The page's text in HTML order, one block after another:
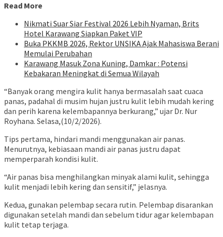
Read More
Nikmati Suar Siar Festival 2026 Lebih Nyaman, Brits
Hotel Karawang Siapkan Paket VIP
Buka PKKMB 2026, Rektor UNSIKA Ajak Mahasiswa Berani
Memulai Perubahan
Karawang Masuk Zona Kuning, Damkar : Potensi
Kebakaran Meningkat di Semua Wilayah
“Banyak orang mengira kulit hanya bermasalah saat cuaca
panas, padahal di musim hujan justru kulit lebih mudah kering
dan perih karena kelembapannya berkurang,” ujar Dr. Nur
Royhana. Selasa,(10/2/2026).
Tips pertama, hindari mandi menggunakan air panas.
Menurutnya, kebiasaan mandi air panas justru dapat
memperparah kondisi kulit.
“Air panas bisa menghilangkan minyak alami kulit, sehingga
kulit menjadi lebih kering dan sensitif,” jelasnya.
Kedua, gunakan pelembap secara rutin. Pelembap disarankan
digunakan setelah mandi dan sebelum tidur agar kelembapan
kulit tetap terjaga.